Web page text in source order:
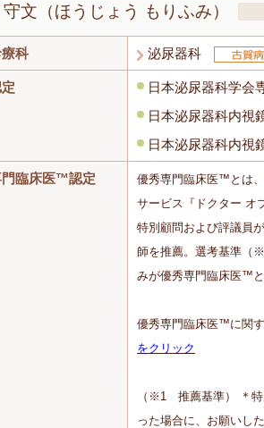
文 （ほうじょう もりふみ）
科 泌尿器科
日本泌尿器科学会
日本泌尿器科内視
日本泌尿器科内視
門臨床医™認定
優秀専門臨床医™とは
サービス『ドクター オ
特別顧問および評議員
師を推薦。選考基準（
みが優秀専門臨床医™と
優秀専門臨床医™に関
をクリック
（※1 推薦基準） ＊特
った場合に、お願いし